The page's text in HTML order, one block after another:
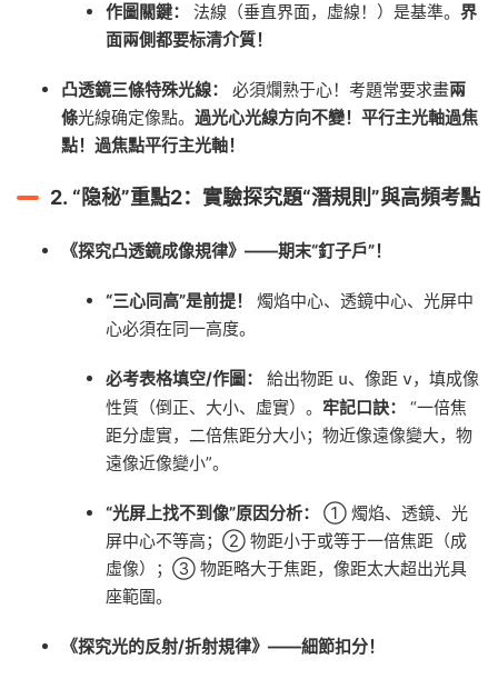
作圖關鍵： 法線（垂直界面，虛線！）是基準。 界
面兩側都要标清介質！
凸透鏡三條特殊光線： 必須爛熟于心！考題常要求畫兩
條光線确定像點。 過光心光線方向不變！平行主光軸過焦
點！過焦點平行主光軸！
2. “隐秘”重點2：實驗探究題“潛規則”與高頻考點
《探究凸透鏡成像規律》——期末“釘子戶”！
“三心同高”是前提！
燭焰中心、透鏡中心、光屏中
心必須在同一高度。
必考表格填空/作圖： 給出物距 u、像距 v，填成像
性質（倒正、大小、虛實）。 牢記口訣：
“一倍焦
距分虛實，二倍焦距分大小；物近像遠像變大，物
遠像近像變小”。
“光屏上找不到像”原因分析：
① 燭焰、透鏡、光
屏中心不等高；② 物距小于或等于一倍焦距（成
虛像）；③ 物距略大于焦距，像距太大超出光具
座範圍。
《探究光的反射/折射規律》——細節扣分！